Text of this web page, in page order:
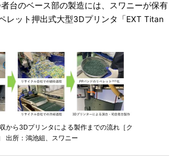
台のベース部の製造には、スワニーが保有
レット押出式大型3Dプリンタ「EXT Titan
から3Dプリンタによる製作までの流れ［ク
出所：鴻池組、スワニー